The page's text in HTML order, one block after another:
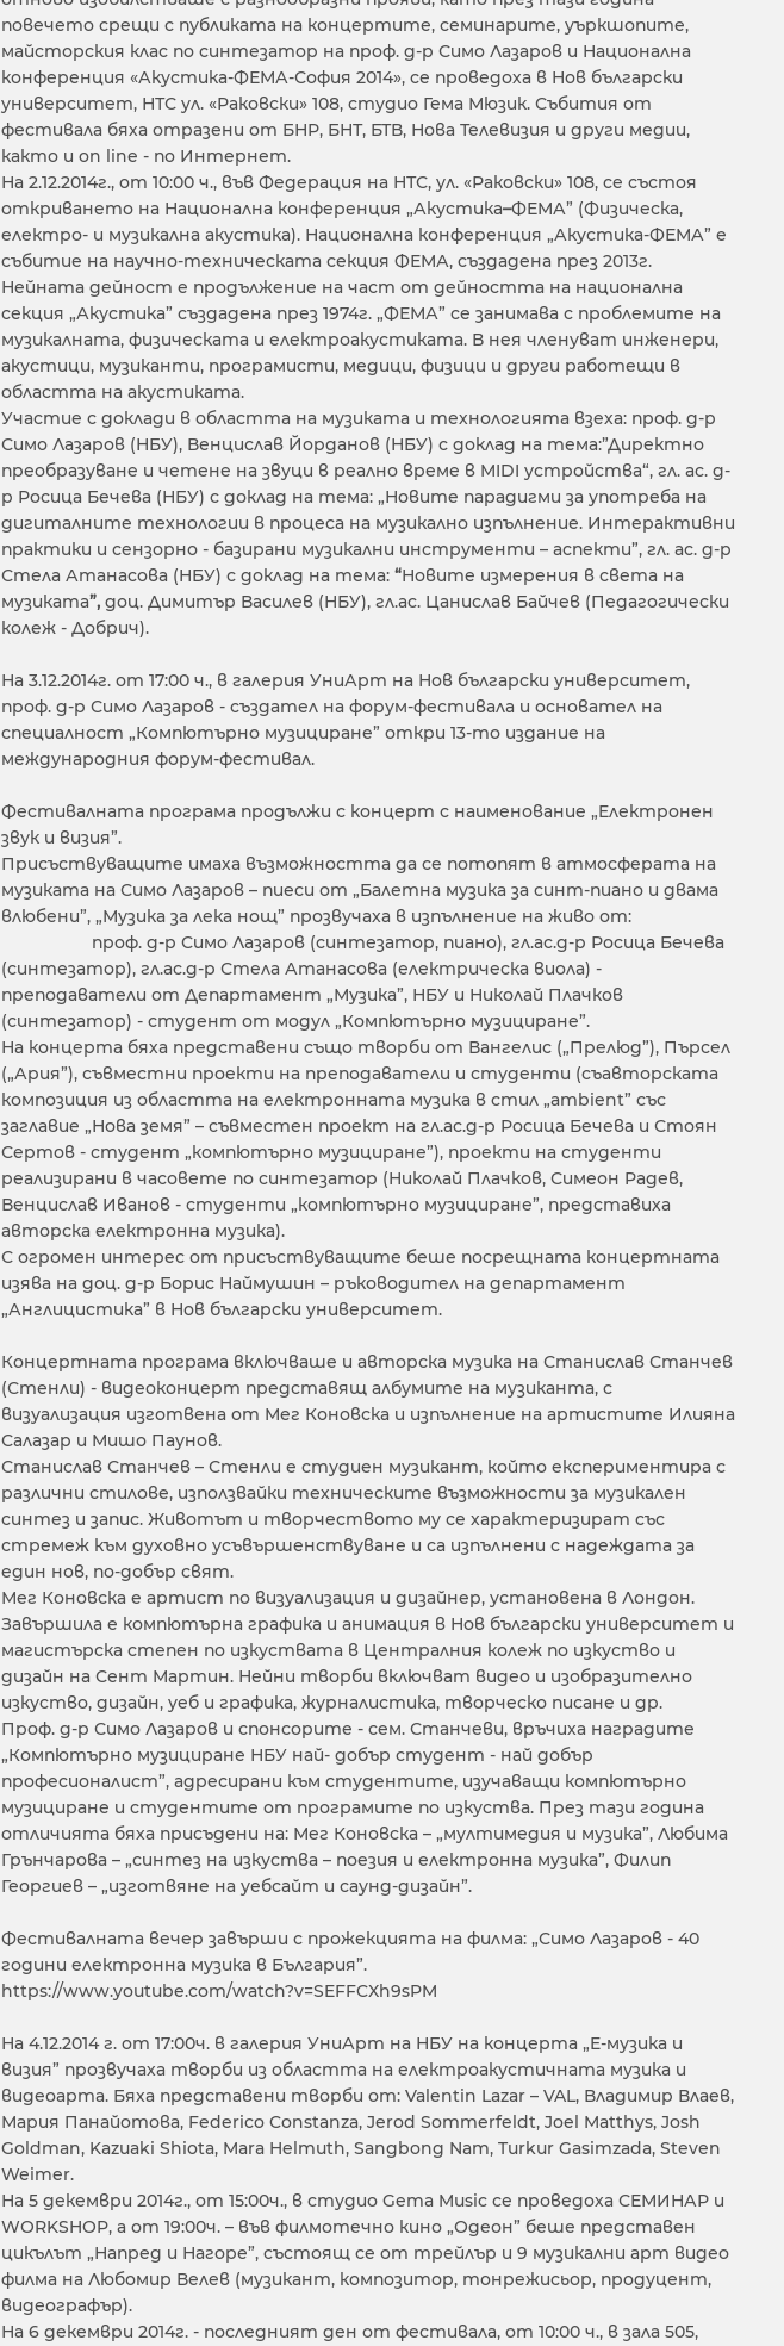
повечето срещи с публиката на концертите, семинарите, уърк­шопите,
майсторския клас по синтезатор на проф. д-р Симо Лазаров и Нацио­нална
конференция «Акустика-ФЕМА-София 2014», се проведоха в Нов български
университет, НТС ул. «Раковски» 108, студио Гема Мюзик. Събития от
фестивала бяха отразени от БНР, БНТ, БТВ, Нова Телевизия и други медии,
както и on line - по Интернет.
На 2.12.2014г., от 10:00 ч., във Федерация на НТС, ул. «Раковски» 108, се състоя
откриването на Национална конференция „Акустика–ФЕМА” (Физическа,
електро- и музикална акустика). Национална конференция „Акустика-ФЕМА” е
събитие на научно-техническата секция ФЕМА, създадена през 2013г.
Нейната дейност е продължение на част от дейността на национална
секция „Акустика” създаде­на през 1974г. „ФЕМА” се занимава с проблемите на
музикалната, физическата и електроакустиката. В нея членуват инженери,
акустици, музиканти, програ­мисти, медици, физици и други работещи в
областта на акустиката.
Участие с доклади в областта на музиката и технологията взеха: проф. д-р
Симо Лазаров (НБУ), Венцислав Йорданов (НБУ) с доклад на тема:”Директно
преобразуване и четене на звуци в реално време в MIDI устройства“, гл. ас. д-
р Росица Бечева (НБУ) с доклад на тема: „Новите парадигми за употреба на
дигиталните технологии в процеса на музикално изпълнение. Интерактивни
практики и сензорно - базирани музикални инструменти – аспекти”, гл. ас. д-р
Стела Атанасова (НБУ) с доклад на тема: “Новите измерения в света на
музиката”, доц. Димитър Василев (НБУ), гл.ас. Цанислав Байчев (Педагогически
колеж - Добрич).
На 3.12.2014г. от 17:00 ч., в галерия УниАрт на Нов български университет,
проф. д-р Симо Лазаров - създател на форум-фестивала и основател на
специалност „Компютърно музициране” откри 13-то издание на
международния форум-фестивал.
Фестивалната програма продължи с концерт с наименование „Eлектронен
звук и визия”.
Присъствуващите имаха възможността да се потопят в атмосферата на
музиката на Симо Лазаров – пиеси от „Балетна музика за синт-пиано и двама
влюбени”, „Музика за лека нощ” прозвучаха в изпълнение на живо от:
проф. д-р Симо Лазаров (синтезатор, пиано), гл.ас.д-р Росица Бечева
(синтезатор), гл.ас.д-р Стела Атанасова (електрическа виола) -
преподаватели от Департамент „Музика”, НБУ и Николай Плачков
(синтезатор) - студент от модул „Компютърно музициране”.
На концерта бяха представени също творби от Вангелис („Прелюд”), Пърсел
(„Ария”), съвместни проекти на преподаватели и студенти (съавторската
композиция из областта на електронната музика в стил „ambient” със
заглавие „Нова земя” – съвместен проект на гл.ас.д-р Росица Бечева и Стоян
Сертов - студент „компютърно музициране”), проекти на студенти
реализирани в часовете по синтезатор (Николай Плачков, Симеон Радев,
Венцислав Иванов - студенти „компютърно музициране”, представиха
авторска електронна музика).
С огромен интерес от присъствуващите беше посрещната концертната
изява на доц. д-р Борис Наймушин – ръководител на департамент
„Англицистика” в Нов български университет.
Концертната програма включваше и авторска музика на Станислав Станчев
(Стенли) - видеоконцерт представящ албумите на музиканта, с
визуализация изготвена от Мег Коновска и изпълнение на артистите Илияна
Салазар и Мишо Паунов.
Станислав Станчев – Стенли е студиен музикант, който експериментира с
различни стилове, използ­вайки техническите възможности за музикален
синтез и запис. Животът и творчеството му се характеризират със
стремеж към духовно усъвършенствуване и са изпълнени с надеждата за
един нов, по-добър свят.
Мег Коновска е артист по визуализация и дизай­нер, установена в Лондон.
Завършила е компютърна графика и анимация в Нов български университет и
магистърска степен по изкуствата в Централния колеж по изкуство и
дизайн на Сент Мартин. Нейни творби включват видео и изобразително
изкуство, ди­зайн, уеб и графика, журналистика, творческо писане и др.
Проф. д-р Симо Лазаров и спонсорите - сем. Станчеви, връчиха наградите
„Компютърно музициране НБУ най- добър студент - най добър
професионалист”, адресирани към студентите, изучаващи компютърно
музициране и студентите от програмите по изкуства. През тази година
отличията бяха присъдени на: Мег Коновска – „мултимедия и музика”, Любима
Грънчарова – „синтез на изкуства – поезия и електронна музика”, Филип
Георгиев – „изготвяне на уебсайт и саунд-дизайн”.
Фестивалната вечер завърши с прожекцията на филма: „Симо Лазаров - 40
години електронна музика в България”.
https://www.youtube.com/watch?v=SEFFCXh9sPM
На 4.12.2014 г. от 17:00ч. в галерия УниАрт на НБУ на концерта „E-музика и
визия” прозвучаха творби из областта на електроакустичната музика и
видеоарта. Бяха представени творби от: Valentin Lazar – VAL, Владимир Влаев,
Мария Панайотова, Federico Constanza, Jerod Sommerfeldt, Joel Matthys, Josh
Goldman, Kazuaki Shiota, Mara Helmuth, Sangbong Nam, Turkur Gasimzada, Steven
Weimer.
На 5 декември 2014г., от 15:00ч., в студио Gema Music се проведоха СЕМИНАР и
WORKSHOP, а от 19:00ч. – във филмотечно кино „Одеон” беше представен
цикълът „Напред и Нагоре”, състоящ се от трейлър и 9 музикални арт видео
филма на Любомир Велев (музикант, композитор, тонрежисьор, продуцент,
видеографър).
На 6 декември 2014г. - последният ден от фестивала, от 10:00 ч., в зала 505,